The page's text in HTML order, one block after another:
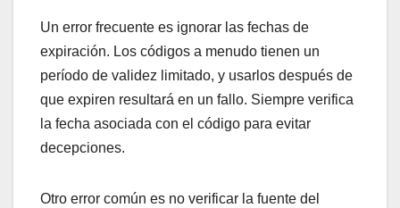
Un error frecuente es ignorar las fechas de
expiración. Los códigos a menudo tienen un
período de validez limitado, y usarlos después de
que expiren resultará en un fallo. Siempre verifica
la fecha asociada con el código para evitar
decepciones.
Otro error común es no verificar la fuente del